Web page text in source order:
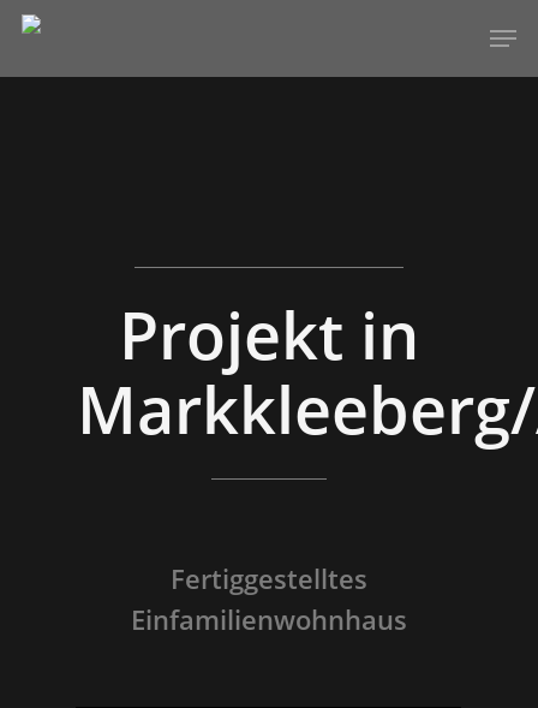
Projekt in
Fertiggestelltes
Einfamilienwohnhaus